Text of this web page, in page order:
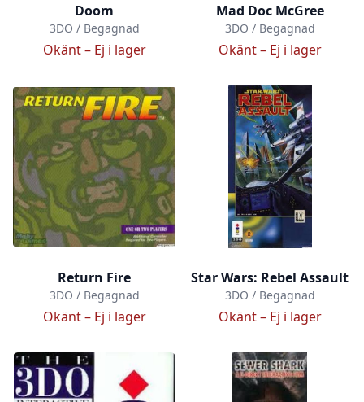
Doom
3DO / Begagnad
Okänt – Ej i lager
Mad Doc McGree
3DO / Begagnad
Okänt – Ej i lager
Return Fire
3DO / Begagnad
Okänt – Ej i lager
Star Wars: Rebel Assault
3DO / Begagnad
Okänt – Ej i lager